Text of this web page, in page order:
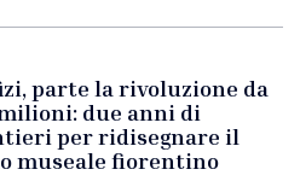
parte la rivoluzione da
due anni di
per ridisegnare il
museale fiorentino